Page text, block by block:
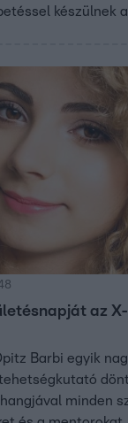
készülnek
az
Barbi egyik
minden